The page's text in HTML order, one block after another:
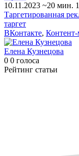
10.11.2023 ~20 мин.
Таргетированная
таргет
ВКонтакте, Контент-
Елена Кузнецова
0 0 голоса
Рейтинг статьи